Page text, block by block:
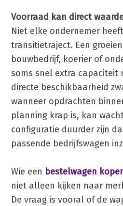
Voorraad kan direct
Niet elke ondernemer
transitietraject. Een
bouwbedrijf, koerier of
soms snel extra capaciteit
directe beschikbaarheid
wanneer opdrachten
planning krap is, kan
configuratie duurder zijn
passende bedrijfswagen
Wie een bestelwagen
niet alleen kijken naar
De vraag is vooral of de